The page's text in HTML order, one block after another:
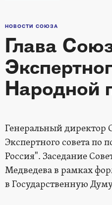
НОВОСТИ СОЮЗА
Глава
Народной
Генеральный директор
Экспертного совета
Россия". Заседание
Медведева в рамках
в Государственную